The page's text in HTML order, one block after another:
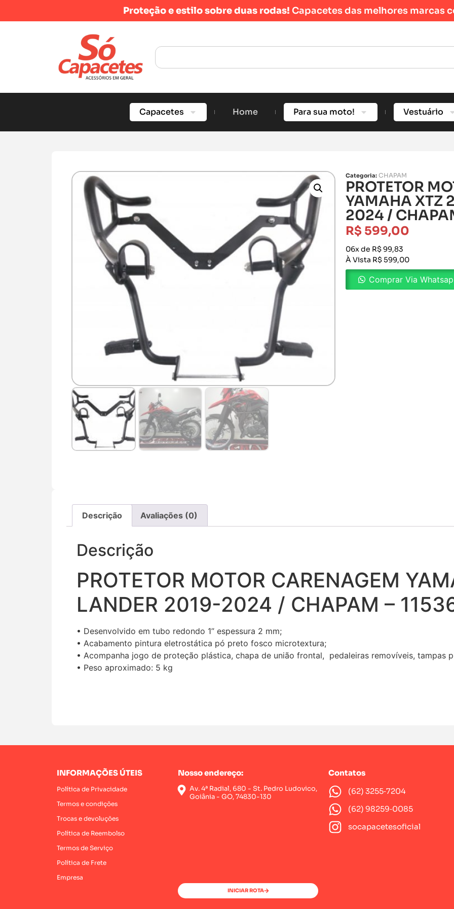
Proteção e estilo sobre duas rodas! Capacetes das melhores marcas
Capacetes Home Para sua moto! Vestuário
Categoria: CHAPAM
PROTETOR
YAMAHA XTZ
2024 /
R$ 599,00
06x de R$ 99,83
À Vista R$ 599,00
Comprar Via
Descrição Avaliações (0)
Descrição
PROTETOR MOTOR CARENAGEM
LANDER 2019-2024 / CHAPAM –
• Desenvolvido em tubo redondo 1’’ espessura 2 mm;
• Acabamento pintura eletrostática pó preto fosco microtextura;
• Acompanha jogo de proteção plástica, chapa de união frontal, pedaleiras removíveis, tampas
• Peso aproximado: 5 kg
INFORMAÇÕES ÚTEIS
Política de Privacidade
Termos e condições
Trocas e devoluções
Política de Reembolso
Termos de Serviço
Política de Frete
Empresa
Nosso endereço:
Av. 4ª Radial, 680 - St. Pedro Ludovico,
Goiânia - GO, 74830-130
INICIAR ROTA
Contatos
(62) 3255‑7204‬
(62) 98259‑0085‬
socapacetesoficial